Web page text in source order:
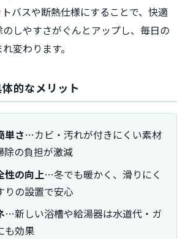
バスや断熱仕様にすることで、快適
しやすさがぐんとアップし、毎日の
変わります。
的なメリット
単さ…カビ・汚れが付きにくい素材
除の負担が激減
性の向上…冬でも暖かく、滑りにく
りの設置で安心
…新しい浴槽や給湯器は水道代・ガ
も効果